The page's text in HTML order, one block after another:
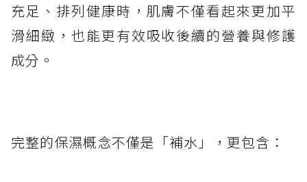
充足、排列健康時，肌膚不僅看起來更加平
滑細緻，也能更有效吸收後續的營養與修護
成分。
完整的保濕概念不僅是「補水」，更包含：